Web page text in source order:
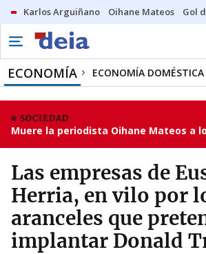
Karlos Arguiñano Oihane Mateos Gol
ECONOMÍA ECONOMÍA DOMÉSTICA
SOCIEDAD
Muere la periodista Oihane Mateos a
Las empresas de
Herria, en vilo por
aranceles que
implantar Donald